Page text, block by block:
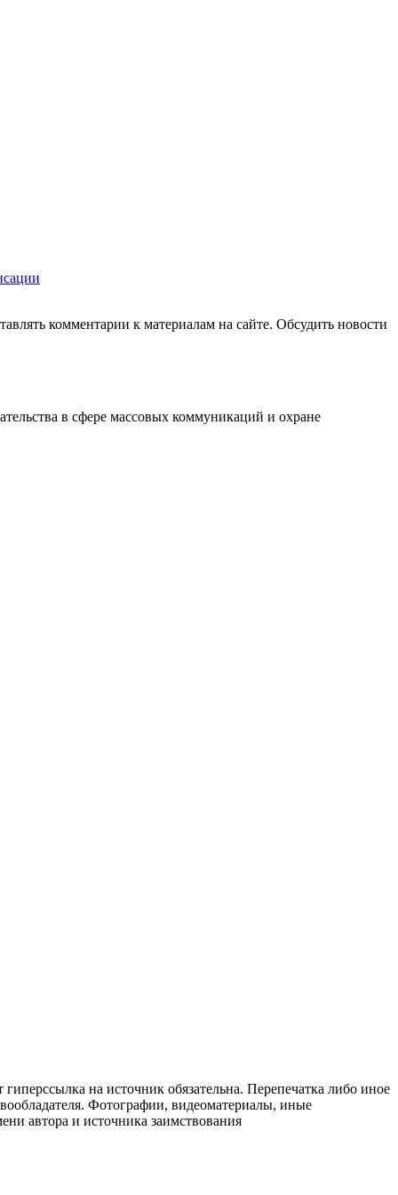
комментарии к материалам на сайте. Обсудить новости
в сфере массовых коммуникаций и охране
на источник обязательна. Перепечатка либо иное
Фотографии, видеоматериалы, иные
автора и источника заимствования